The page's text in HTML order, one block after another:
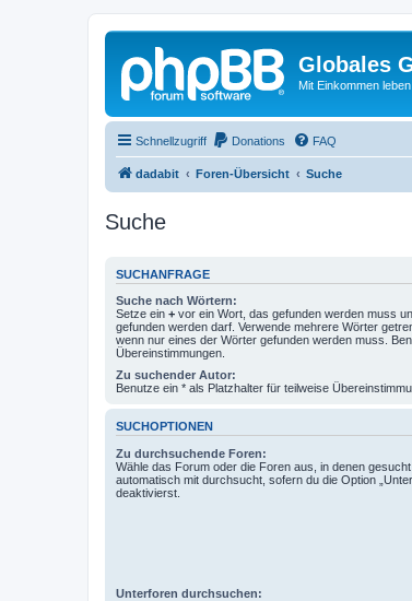
Globales
Mit Einkommen
Schnellzugriff Donations FAQ
dadabit Foren-Übersicht Suche
Suche
SUCHANFRAGE
Suche nach Wörtern:
Setze ein + vor ein Wort, das gefunden werden muss
gefunden werden darf. Verwende mehrere Wörter
wenn nur eines der Wörter gefunden werden muss.
Übereinstimmungen.
Zu suchender Autor:
Benutze ein * als Platzhalter für teilweise
SUCHOPTIONEN
Zu durchsuchende Foren:
Wähle das Forum oder die Foren aus, in denen
automatisch mit durchsucht, sofern du die Option
deaktivierst.
Unterforen durchsuchen: